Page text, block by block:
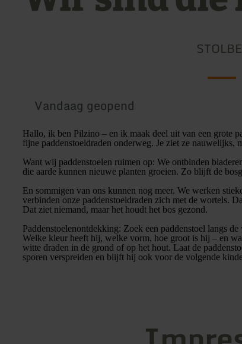
Vandaag geopend
Hallo, ik ben Pilzino – en ik maak deel uit van een grote
fijne paddenstoeldraden onderweg. Je ziet ze nauwelijks,
Want wij paddenstoelen ruimen op: We ontbinden
die aarde kunnen nieuwe planten groeien. Zo blijft de
En sommigen van ons kunnen nog meer. We werken
verbinden onze paddenstoeldraden zich met de wortels.
Dat ziet niemand, maar het houdt het bos gezond.
Paddenstoelenontdekking: Zoek een paddenstoel langs
Welke kleur heeft hij, welke vorm, hoe groot is hij – en
witte draden in de grond of op het hout. Laat de
sporen verspreiden en blijft hij ook voor de volgende